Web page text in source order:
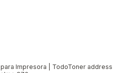
Impresora | TodoToner address